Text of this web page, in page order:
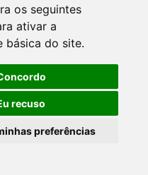
os seguintes
ativar a
básica do site.
recuso
preferências